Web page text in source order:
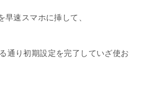
早速スマホに挿して、
通り初期設定を完了していざ使お